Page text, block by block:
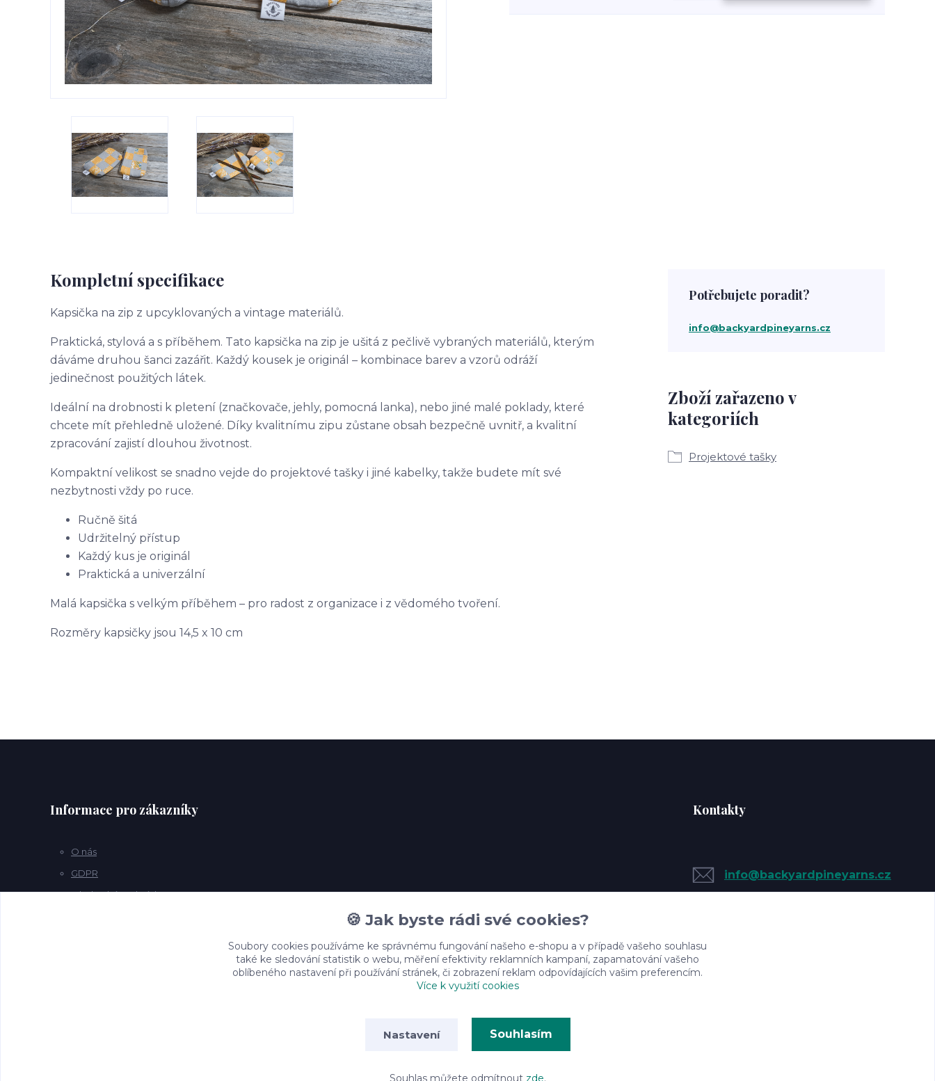
Kompletní specifikace
Kapsička na zip z upcyklovaných a vintage materiálů.
Praktická, stylová a s příběhem. Tato kapsička na zip je ušitá z pečlivě vybraných materiálů, kterým
dáváme druhou šanci zazářit. Každý kousek je originál – kombinace barev a vzorů odráží
jedinečnost použitých látek.
Ideální na drobnosti k pletení (značkovače, jehly, pomocná lanka), nebo jiné malé poklady, které
chcete mít přehledně uložené. Díky kvalitnímu zipu zůstane obsah bezpečně uvnitř, a kvalitní
zpracování zajistí dlouhou životnost.
Kompaktní velikost se snadno vejde do projektové tašky i jiné kabelky, takže budete mít své
nezbytnosti vždy po ruce.
Ručně šitá
Udržitelný přístup
Každý kus je originál
Praktická a univerzální
Malá kapsička s velkým příběhem – pro radost z organizace i z vědomého tvoření.
Rozměry kapsičky jsou 14,5 x 10 cm
Zboží zařazeno v
kategoriích
Projektové tašky
Potřebujete poradit?
info@backyardpineyarns.cz
Informace pro zákazníky
O nás
GDPR
Obchodní podmínky
Kontakty
info@backyardpineyarns.cz
🍪 Jak byste rádi své cookies?
Soubory cookies používáme ke správnému fungování našeho e-shopu a v případě vašeho souhlasu
také ke sledování statistik o webu, měření efektivity reklamních kampaní, zapamatování vašeho
oblíbeného nastavení při používání stránek, či zobrazení reklam odpovídajících vašim preferencím.
Více k využití cookies
Nastavení Souhlasím
Souhlas můžete odmítnout zde.